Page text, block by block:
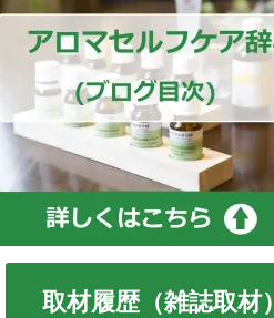
取材履歴（雑誌取材）